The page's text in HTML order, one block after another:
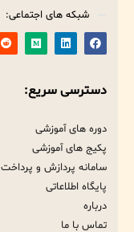
شبکه های اجتماعی:
دسترسی سریع:
دوره های آموزشی
پکیج های آموزشی
سامانه پردازش و پرداخت
پایگاه اطلاعاتی
درباره
تماس با ما